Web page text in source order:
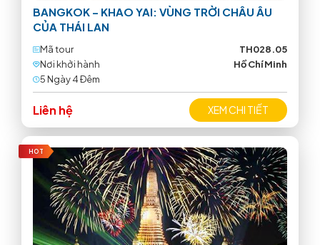
BANGKOK – KHAO YAI: VÙNG TRỜI CHÂU ÂU
CỦA THÁI LAN
Mã tour
TH028.05
Nơi khởi hành
Hồ Chí Minh
5 Ngày 4 Ðêm
Liên hệ XEM CHI TIẾT
HOT